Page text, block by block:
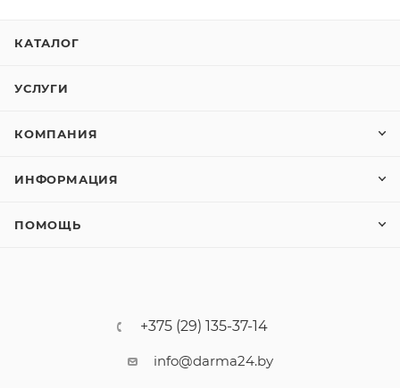
КАТАЛОГ
УСЛУГИ
КОМПАНИЯ
ИНФОРМАЦИЯ
ПОМОЩЬ
+375 (29) 135-37-14
info@darma24.by